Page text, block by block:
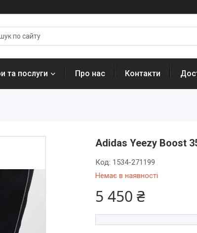
та послуги Про нас Контакти
Adidas Yeezy Boost
Немає в наявності
Код: 1534-271199
5 450 ₴